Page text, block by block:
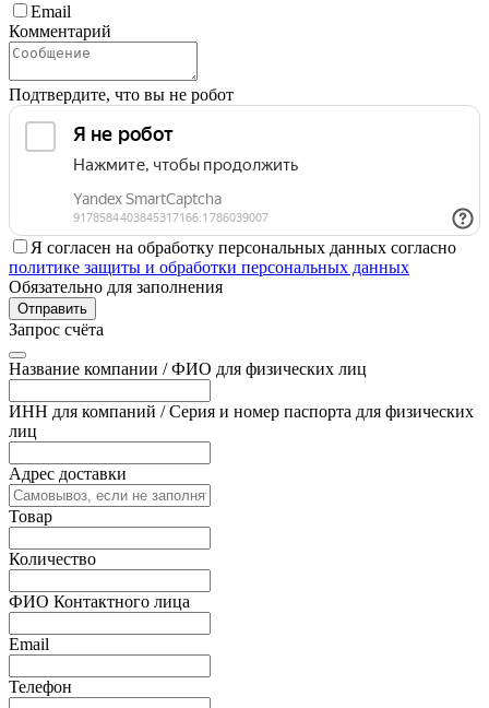
Email
Комментарий
Подтвердите, что вы не робот
Я согласен на обработку персональных данных согласно
политике защиты и обработки персональных данных
Обязательно для заполнения
Отправить
Запрос счёта
Название компании / ФИО для физических лиц
ИНН для компаний / Серия и номер паспорта для физических
лиц
Адрес доставки
Товар
Количество
ФИО Контактного лица
Email
Телефон